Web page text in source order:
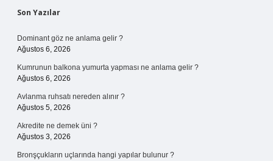
Sidebar
Son Yazılar
Dominant göz ne anlama gelir ?
Ağustos 6, 2026
Kumrunun balkona yumurta yapması ne anlama gelir ?
Ağustos 6, 2026
Avlanma ruhsatı nereden alınır ?
Ağustos 5, 2026
Akredite ne demek üni ?
Ağustos 3, 2026
Bronşçukların uçlarında hangi yapılar bulunur ?